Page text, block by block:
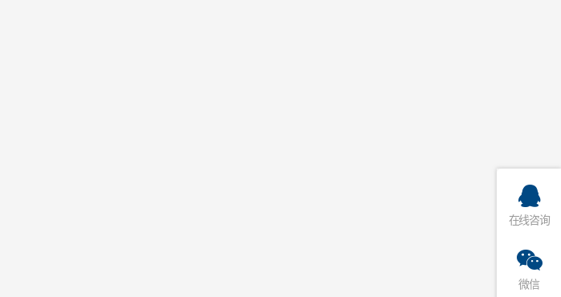
在线咨询
微信